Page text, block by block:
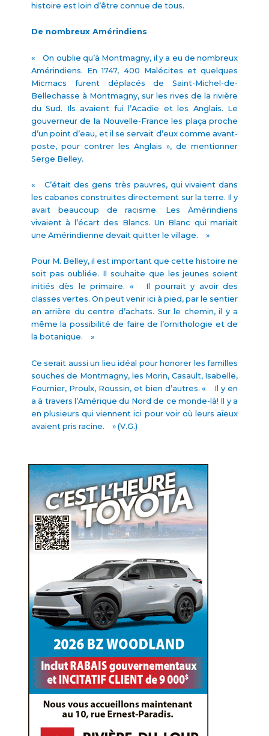
histoire est loin d’être connue de tous.
De nombreux Amérindiens
« On oublie qu’à Montmagny, il y a eu de nombreux
Amérindiens. En 1747, 400 Malécites et quelques
Micmacs furent déplacés de Saint-Michel-de-
Bellechasse à Montmagny, sur les rives de la rivière
du Sud. Ils avaient fui l’Acadie et les Anglais. Le
gouverneur de la Nouvelle-France les plaça proche
d’un point d’eau, et il se servait d’eux comme avant-
poste, pour contrer les Anglais », de mentionner
Serge Belley.
« C’était des gens très pauvres, qui vivaient dans
les cabanes construites directement sur la terre. Il y
avait beaucoup de racisme. Les Amérindiens
vivaient à l’écart des Blancs. Un Blanc qui mariait
une Amérindienne devait quitter le village. »
Pour M. Belley, il est important que cette histoire ne
soit pas oubliée. Il souhaite que les jeunes soient
initiés dès le primaire. « Il pourrait y avoir des
classes vertes. On peut venir ici à pied, par le sentier
en arrière du centre d’achats. Sur le chemin, il y a
même la possibilité de faire de l’ornithologie et de
la botanique. »
Ce serait aussi un lieu idéal pour honorer les familles
souches de Montmagny, les Morin, Casault, Isabelle,
Fournier, Proulx, Roussin, et bien d’autres. « Il y en
a à travers l’Amérique du Nord de ce monde-là! Il y a
en plusieurs qui viennent ici pour voir où leurs aïeux
avaient pris racine. » (V.G.)